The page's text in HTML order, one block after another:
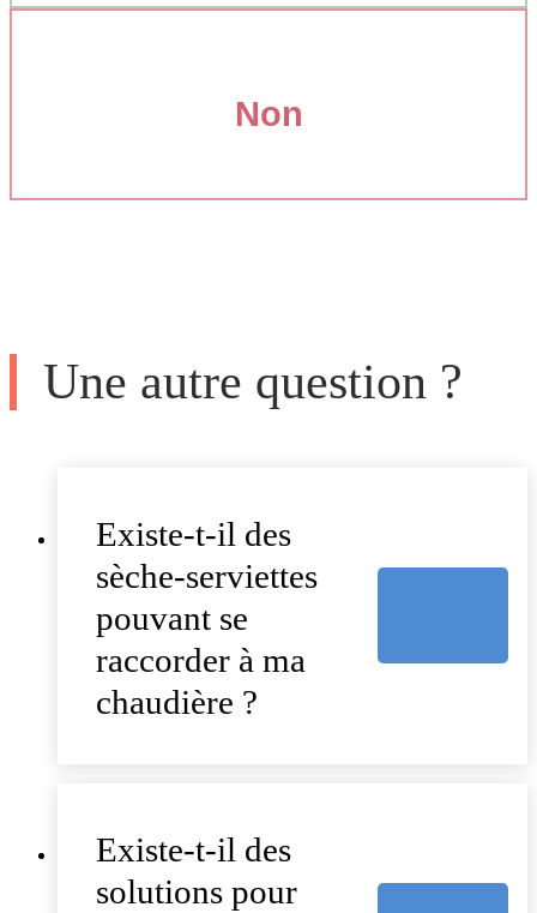
Non
Une autre question ?
Existe-t-il des
sèche-serviettes
pouvant se
raccorder à ma
chaudière ?
Existe-t-il des
solutions pour